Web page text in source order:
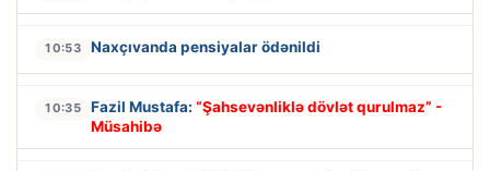
10:53 Naxçıvanda pensiyalar ödənildi
10:35 Fazil Mustafa: “Şahsevənliklə dövlət qurulmaz” -
Müsahibə